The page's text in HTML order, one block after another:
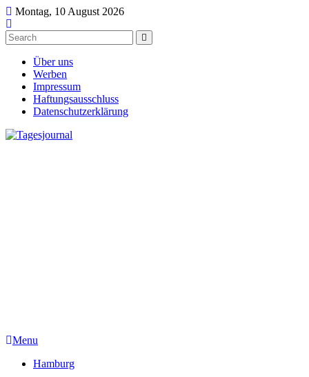
Montag, 10 August 2026
Über uns
Werben
Impressum
Haftungsausschluss
Datenschutzerklärung
Menu
Hamburg